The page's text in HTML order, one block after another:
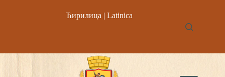
Ћирилица | Latinica